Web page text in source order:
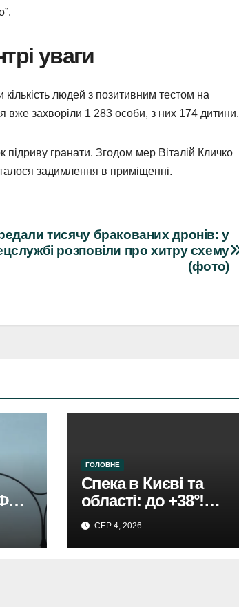
уваги
людей з позитивним тестом на
вже захворіли 1 283 особи, з них 174 дитини.
гранати. Згодом мер Віталій Кличко
задимлення в приміщенні.
тисячу бракованих дронів: у
розповіли про хитру схему
(фото)
ГОЛОВНЕ
Спека в Києві та
області: до +38°!
Прогноз
Укргідрометеоцентру
.
СЕР 4, 2026